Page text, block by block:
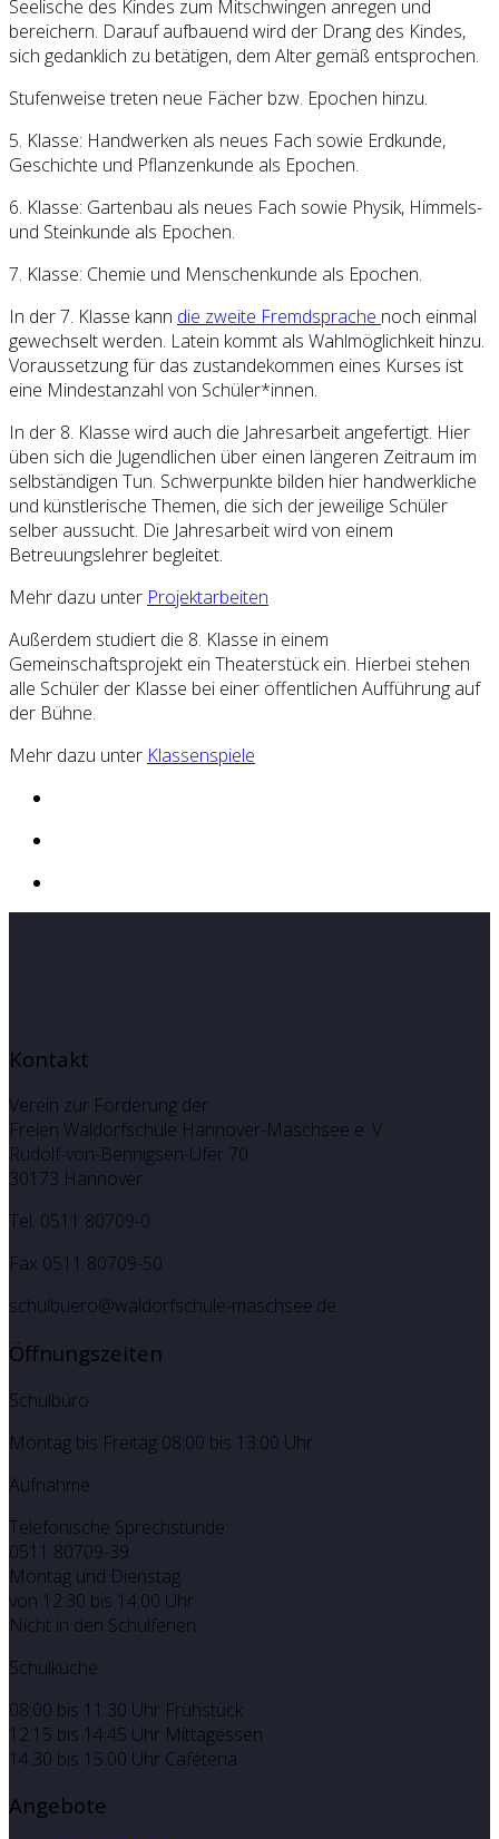
Seelische des Kindes zum Mitschwingen anregen und
bereichern. Darauf aufbauend wird der Drang des Kindes,
sich gedanklich zu betätigen, dem Alter gemäß entsprochen.
Stufenweise treten neue Fächer bzw. Epochen hinzu.
5. Klasse: Handwerken als neues Fach sowie Erdkunde,
Geschichte und Pflanzenkunde als Epochen.
6. Klasse: Gartenbau als neues Fach sowie Physik, Himmels-
und Steinkunde als Epochen.
7. Klasse: Chemie und Menschenkunde als Epochen.
In der 7. Klasse kann die zweite Fremdsprache noch einmal
gewechselt werden. Latein kommt als Wahlmöglichkeit hinzu.
Voraussetzung für das zustandekommen eines Kurses ist
eine Mindestanzahl von Schüler*innen.
In der 8. Klasse wird auch die Jahresarbeit angefertigt. Hier
üben sich die Jugendlichen über einen längeren Zeitraum im
selbständigen Tun. Schwerpunkte bilden hier handwerkliche
und künstlerische Themen, die sich der jeweilige Schüler
selber aussucht. Die Jahresarbeit wird von einem
Betreuungslehrer begleitet.
Mehr dazu unter Projektarbeiten
Außerdem studiert die 8. Klasse in einem
Gemeinschaftsprojekt ein Theaterstück ein. Hierbei stehen
alle Schüler der Klasse bei einer öffentlichen Aufführung auf
der Bühne.
Mehr dazu unter Klassenspiele
Kontakt
Verein zur Förderung der
Freien Waldorfschule Hannover-Maschsee e. V.
Rudolf-von-Bennigsen-Ufer 70
30173 Hannover
Tel. 0511 80709-0
Fax 0511 80709-50
schulbuero@waldorfschule-maschsee.de
Öffnungszeiten
Schulbüro
Montag bis Freitag 08:00 bis 13:00 Uhr
Aufnahme
Telefonische Sprechstunde:
0511 80709-39
Montag und Dienstag
von 12:30 bis 14:00 Uhr
Nicht in den Schulferien
Schulküche
08:00 bis 11:30 Uhr Frühstück
12:15 bis 14:45 Uhr Mittagessen
14.30 bis 15.00 Uhr Caféteria
Angebote